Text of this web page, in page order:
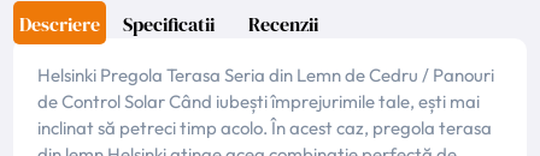
Descriere Specificatii Recenzii
Helsinki Pregola Terasa Seria din Lemn de Cedru / Panouri
de Control Solar Când iubești împrejurimile tale, ești mai
inclinat să petreci timp acolo. În acest caz, pregola terasa